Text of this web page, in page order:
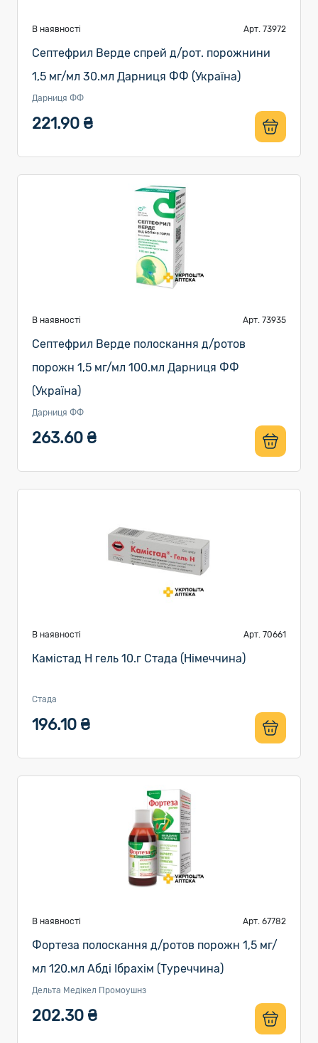
В наявності Арт. 73972
Септефрил Верде спрей д/рот. порожнини
1,5 мг/мл 30.мл Дарниця ФФ (Україна)
Дарниця ФФ
221.90 ₴
В наявності Арт. 73935
Септефрил Верде полоскання д/ротов
порожн 1,5 мг/мл 100.мл Дарниця ФФ
(Україна)
Дарниця ФФ
263.60 ₴
В наявності Арт. 70661
Камістад Н гель 10.г Стада (Німеччина)
Стада
196.10 ₴
В наявності Арт. 67782
Фортеза полоскання д/ротов порожн 1,5 мг/
мл 120.мл Абді Ібрахім (Туреччина)
Дельта Медікел Промоушнз
202.30 ₴